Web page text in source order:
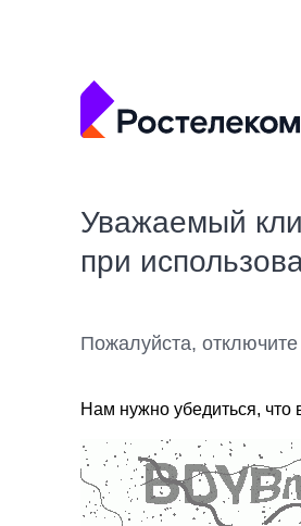
Уважаемый
при
Пожалуйста,
Нам нужно убедиться, что